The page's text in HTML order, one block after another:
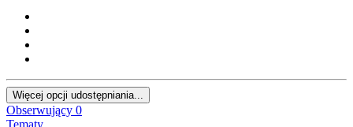
Więcej opcji udostępniania...
Obserwujący 0
Tematy